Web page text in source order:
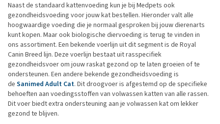
Naast de standaard kattenvoeding kun je bij Medpets ook
gezondheidsvoeding voor jouw kat bestellen. Hieronder valt alle
hoogwaardige voeding die je normaal gesproken bij jouw dierenarts
kunt kopen. Maar ook biologische diervoeding is terug te vinden in
ons assortiment. Een bekende voerlijn uit dit segment is de Royal
Canin Breed lijn. Deze voerlijn bestaat uit rasspecifiek
gezondheidsvoer om jouw raskat gezond op te laten groeien of te
ondersteunen. Een andere bekende gezondheidsvoeding is
de Sanimed Adult Cat. Dit droogvoer is afgestemd op de specifieke
behoeften aan voedingsstoffen van volwassen katten van alle rassen.
Dit voer biedt extra ondersteuning aan je volwassen kat om lekker
gezond te blijven.